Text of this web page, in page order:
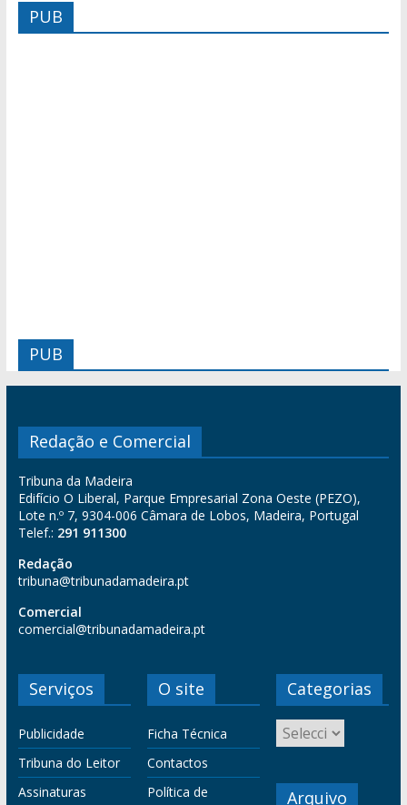
PUB
PUB
Redação e Comercial
Tribuna da Madeira
Edifício O Liberal, Parque Empresarial Zona Oeste (PEZO),
Lote n.º 7, 9304-006 Câmara de Lobos, Madeira, Portugal
Telef.: 291 911300
Redação
tribuna@tribunadamadeira.pt
Comercial
comercial@tribunadamadeira.pt
Serviços
Publicidade
Tribuna do Leitor
Assinaturas
O site
Ficha Técnica
Contactos
Política de
Categorias
Arquivo